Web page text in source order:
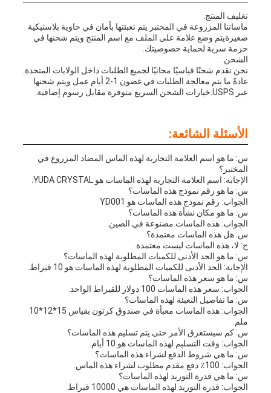
تغليف المنتج:
ماساتنا المزروعة في المختبر يتم تعبئتها بأمان في حاوية بلاستيكية
صغيرةيتم وضع علامة على الملف مع اسم المنتج ويتم شحنها في
حزمة سرية لحماية خصوصيتك.
الشحن:
نحن نقدم شحنًا قياسيًا مجانيًا لجميع الطلبات داخل الولايات المتحدة.
عادةً ما يتم معالجة الطلبات في غضون 1-2 أيام عمل ويتم شحنها
عبر USPS.خيارات الشحن السريع متوفرة مقابل رسوم إضافية.
الأسئلة الشائعة:
س: ما هو اسم العلامة التجارية لهذه الماس المضاد المزروع في
المختبر؟
الإجابة: اسم العلامة التجارية لهذه الماسات هو YUDA CRYSTAL.
س: ما هو رقم نموذج هذه الماسات؟
الجواب: رقم نموذج هذه الماسات هو YD001
س: ما هو مكان نشأة هذه الماسات؟
الجواب: هذه الماسات مصنوعة في الصين.
س: هل هذه الماسات معتمدة؟
ج: لا، هذه الماسات ليست معتمدة.
س: ما هو الحد الأدنى للكميات المطلوبة لهذه الماسات؟
الإجابة: الحد الأدنى للكميات المطلوبة لهذه الماسات هو 10 قيراط.
س: ما هو سعر هذه الماسات؟
الجواب: سعر هذه الماسات 100 دولار للقيراط الواحد.
س: ما تفاصيل التعبئة لهذه الماسات؟
الجواب: هذه الماسات معبأة في صندوق كرتون بقياس 15*12*10
ملم.
س: كم سيستغرق الأمر حتى يتم تسليم هذه الماسات؟
الجواب: وقت التسليم لهذه الماسات هو 10 أيام.
س: ما هي شروط الدفع لشراء هذه الماسات؟
الجواب: 100٪ دفع مقدم مطلوب لشراء هذه الماس.
س: ما هي قدرة التوريد لهذه الماسات؟
الجواب: قدرة التوريد لهذه الماسات هي 10000 قيراط.